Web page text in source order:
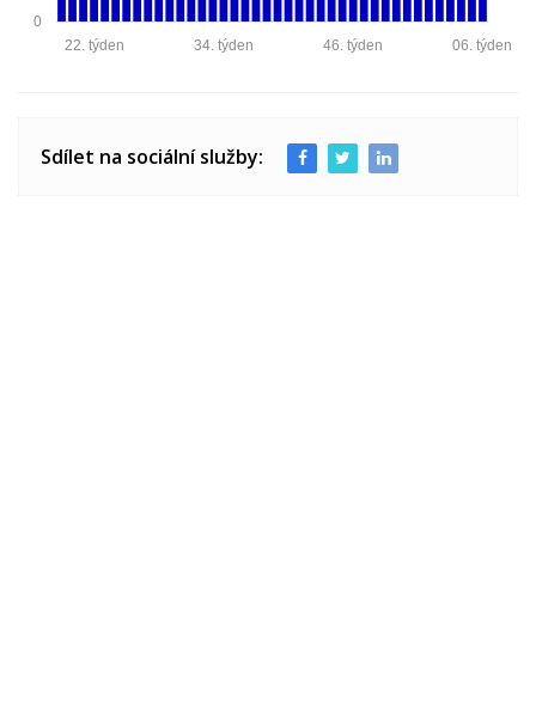
0
06. týden
46. týden
34. týden
22. týden
Sdílet na sociální služby: